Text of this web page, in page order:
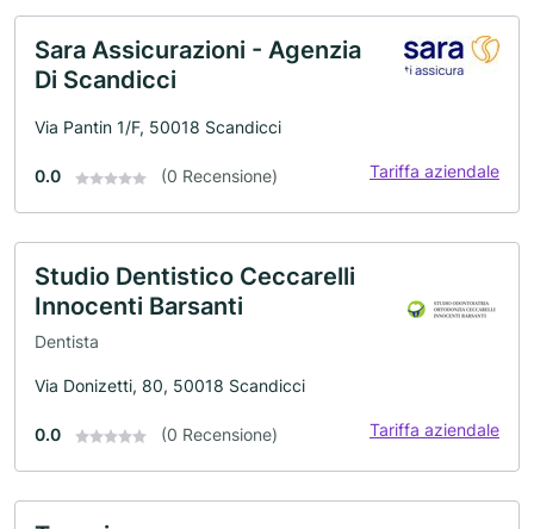
Sara Assicurazioni - Agenzia
Di Scandicci
Via Pantin 1/F, 50018 Scandicci
0.0 (0 Recensione) Tariffa aziendale
Studio Dentistico Ceccarelli
Innocenti Barsanti
Dentista
Via Donizetti, 80, 50018 Scandicci
0.0 (0 Recensione) Tariffa aziendale